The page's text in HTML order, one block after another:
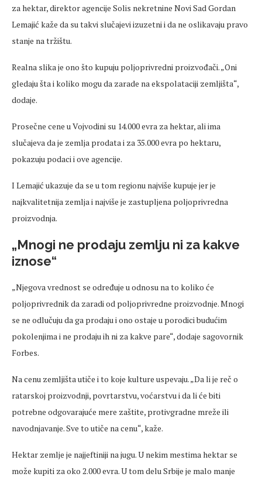
za hektar, direktor agencije Solis nekretnine Novi Sad Gordan
Lemajić kaže da su takvi slučajevi izuzetni i da ne oslikavaju pravo
stanje na tržištu.
Realna slika je ono što kupuju poljoprivredni proizvođači. „Oni
gledaju šta i koliko mogu da zarade na ekspolataciji zemljišta“,
dodaje.
Prosečne cene u Vojvodini su 14.000 evra za hektar, ali ima
slučajeva da je zemlja prodata i za 35.000 evra po hektaru,
pokazuju podaci i ove agencije.
I Lemajić ukazuje da se u tom regionu najviše kupuje jer je
najkvalitetnija zemlja i najviše je zastupljena poljoprivredna
proizvodnja.
„Mnogi ne prodaju zemlju ni za kakve
iznose“
„Njegova vrednost se određuje u odnosu na to koliko će
poljoprivrednik da zaradi od poljoprivredne proizvodnje. Mnogi
se ne odlučuju da ga prodaju i ono ostaje u porodici budućim
pokolenjima i ne prodaju ih ni za kakve pare“, dodaje sagovornik
Forbes.
Na cenu zemljišta utiče i to koje kulture uspevaju. „Da li je reč o
ratarskoj proizvodnji, povrtarstvu, voćarstvu i da li će biti
potrebne odgovarajuće mere zaštite, protivgradne mreže ili
navodnjavanje. Sve to utiče na cenu“, kaže.
Hektar zemlje je najjeftiniji na jugu. U nekim mestima hektar se
može kupiti za oko 2.000 evra. U tom delu Srbije je malo manje